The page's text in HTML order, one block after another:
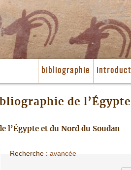
bibliographie
de
l’Égypte et du Nord du Soudan
Recherche :avancée